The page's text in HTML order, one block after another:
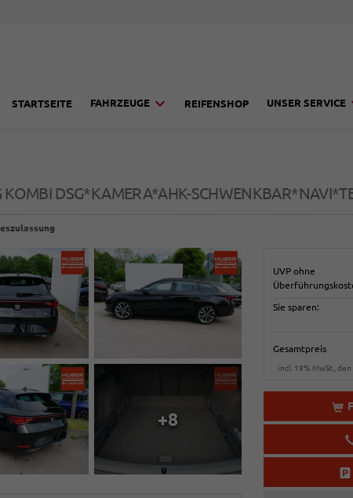
STARTSEITE FAHRZEUGE REIFENSHOP UNSER SERVICE
KOMBI DSG*KAMERA*AHK-
UVP ohne
Sie sparen:
Gesamtpreis
incl. 19% MwSt.,
+8